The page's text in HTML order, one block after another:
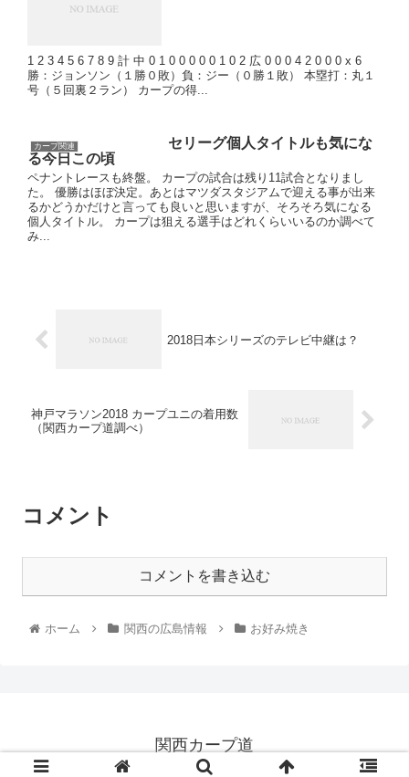
1 2 3 4 5 6 7 8 9 計 中 0 1 0 0 0 0 0 1 0 2 広 0 0 0 4 2 0 0 0 x 6
勝：ジョンソン（１勝０敗）負：ジー（０勝１敗） 本塁打：丸１
号（５回裏２ラン） カープの得...
カープ関連
セリーグ個人タイトルも気にな
る今日この頃
ペナントレースも終盤。 カープの試合は残り11試合となりまし
た。 優勝はほぼ決定。あとはマツダスタジアムで迎える事が出来
るかどうかだけと言っても良いと思いますが、そろそろ気になる
個人タイトル。 カープは狙える選手はどれくらいいるのか調べて
み...
2018日本シリーズのテレビ中継は？
神戸マラソン2018 カープユニの着用数
（関西カープ道調べ）
コメント
コメントを書き込む
ホーム 関西の広島情報 お好み焼き
関西カープ道
© 2016 関西カープ道.